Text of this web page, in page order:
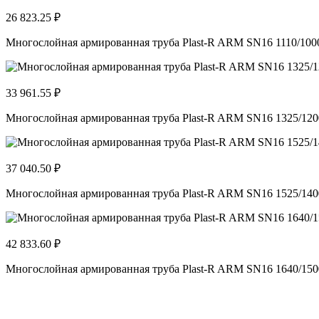
26 823.25 ₽
Многослойная армированная труба Plast-R ARM SN16 1110/
33 961.55 ₽
Многослойная армированная труба Plast-R ARM SN16 1325/
37 040.50 ₽
Многослойная армированная труба Plast-R ARM SN16 1525/
42 833.60 ₽
Многослойная армированная труба Plast-R ARM SN16 1640/